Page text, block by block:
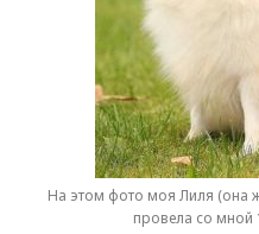
На этом фото моя Лиля (она
провела со мной